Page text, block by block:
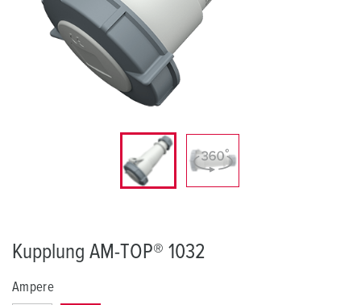
Kupplung AM-TOP® 1032
Ampere